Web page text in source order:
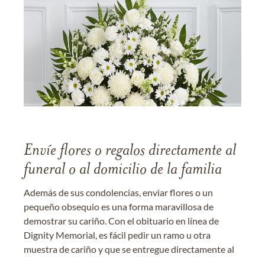
Envíe flores o regalos directamente al
funeral o al domicilio de la familia
Además de sus condolencias, enviar flores o un
pequeño obsequio es una forma maravillosa de
demostrar su cariño. Con el obituario en línea de
Dignity Memorial, es fácil pedir un ramo u otra
muestra de cariño y que se entregue directamente al